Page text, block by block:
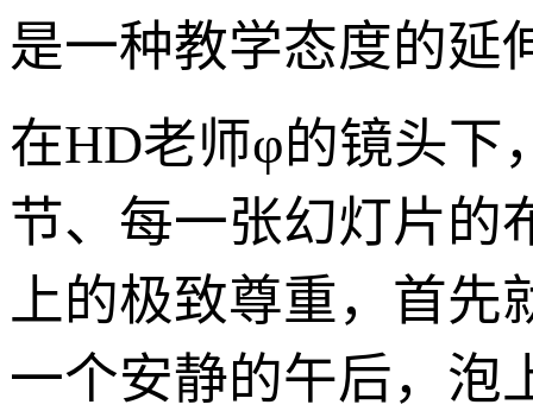
是一种教学态度的延
在HD老师φ的镜头下
节、每一张幻灯片的
上的极致尊重，首先
一个安静的午后，泡